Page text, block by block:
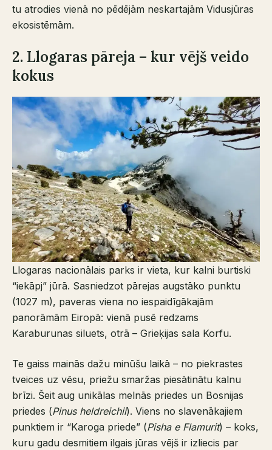
tu atrodies vienā no pēdējām neskartajām Vidusjūras
ekosistēmām.
2. Llogaras pāreja – kur vējš veido
kokus
Llogaras nacionālais parks ir vieta, kur kalni burtiski
“iekāpj” jūrā. Sasniedzot pārejas augstāko punktu
(1027 m), paveras viena no iespaidīgākajām
panorāmām Eiropā: vienā pusē redzams
Karaburunas siluets, otrā – Grieķijas sala Korfu.
Te gaiss mainās dažu minūšu laikā – no piekrastes
tveices uz vēsu, priežu smaržas piesātinātu kalnu
brīzi. Šeit aug unikālas melnās priedes un Bosnijas
priedes (Pinus heldreichii). Viens no slavenākajiem
punktiem ir “Karoga priede” (Pisha e Flamurit) – koks,
kuru gadu desmitiem ilgais jūras vējš ir izliecis par